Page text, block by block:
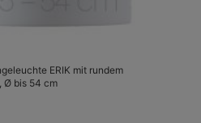
ERIK mit rundem
Ø bis 54 cm